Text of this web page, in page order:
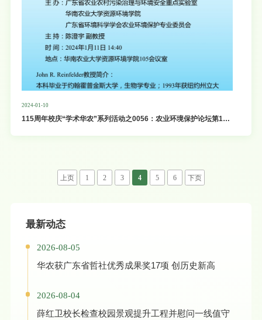
2024-01-10
115周年校庆“学术华农”系列活动之0056：农业环境保护论坛第15
上页 1 2 3 4 5 6 下页
最新动态
2026-08-05
华农获广东省哲社优秀成果奖17项 创历史新高
2026-08-04
薛红卫校长检查校园景观提升工程并慰问一线值守